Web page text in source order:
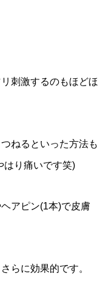
刺激するのもほどほ
ねるといった方法も
はり痛いです笑)
アピン(1本)で皮膚
らに効果的です。